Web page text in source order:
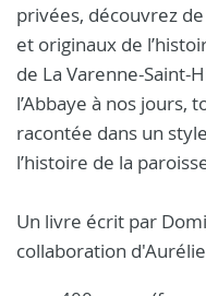
privées, découvrez
et originaux de
de La Varenne-Saint-
l’Abbaye à nos jours,
racontée dans un
l’histoire de la
Un livre écrit par
collaboration